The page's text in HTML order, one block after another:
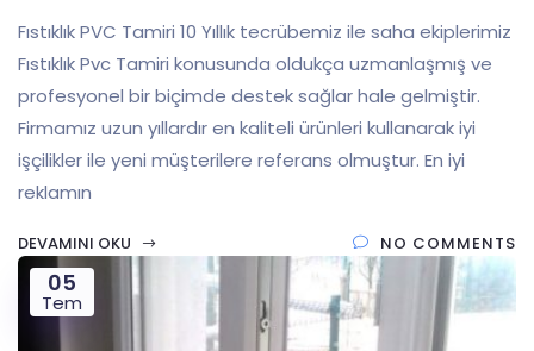
Fıstıklık PVC Tamiri 10 Yıllık tecrübemiz ile saha ekiplerimiz
Fıstıklık Pvc Tamiri konusunda oldukça uzmanlaşmış ve
profesyonel bir biçimde destek sağlar hale gelmiştir.
Firmamız uzun yıllardır en kaliteli ürünleri kullanarak iyi
işçilikler ile yeni müşterilere referans olmuştur. En iyi
reklamın
DEVAMINI OKU NO COMMENTS
05
Tem